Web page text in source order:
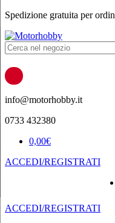
Spedizione gratuita per
Products
search
info@motorhobby.it
0733 432380
0,00€
ACCEDI/REGISTRATI
ACCEDI/REGISTRATI